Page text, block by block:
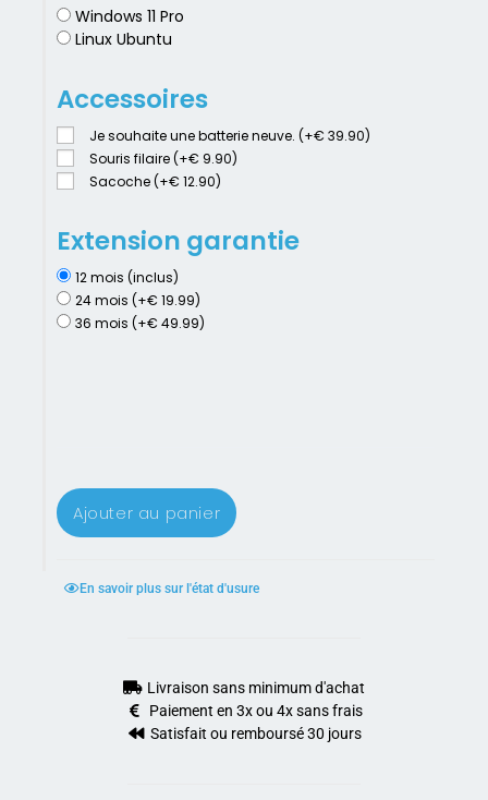
Windows 11 Pro
Linux Ubuntu
Accessoires
Je souhaite une batterie neuve. (+€ 39.90)
Souris filaire (+€ 9.90)
Sacoche (+€ 12.90)
Extension garantie
12 mois (inclus)
24 mois (+€ 19.99)
36 mois (+€ 49.99)
Ajouter au panier
En savoir plus sur l'état d'usure
Livraison sans minimum d'achat
Paiement en 3x ou 4x sans frais
Satisfait ou remboursé 30 jours